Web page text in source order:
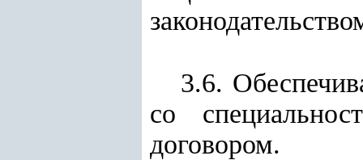
3.6.
со
договором.